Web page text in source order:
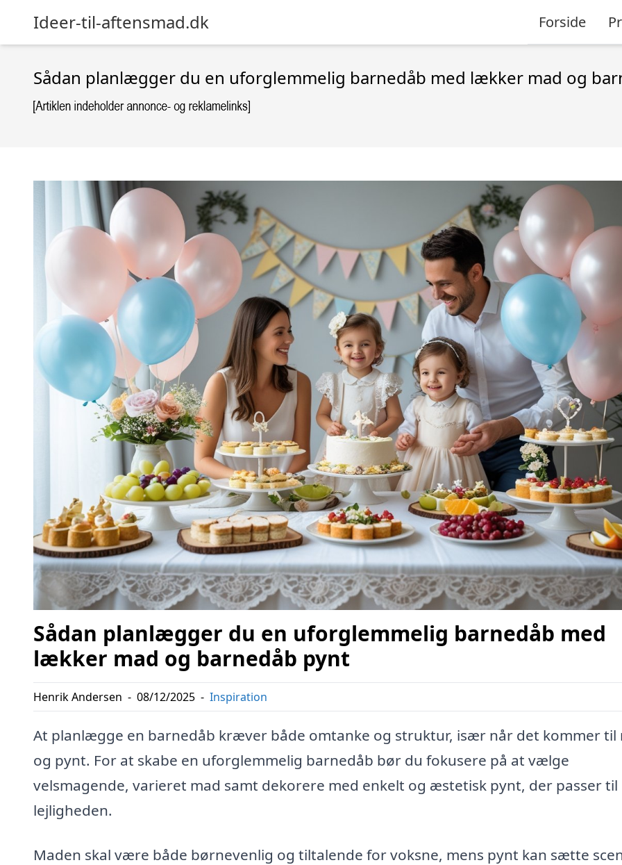
Ideer-til-aftensmad.dk Forside
Sådan planlægger du en uforglemmelig barnedåb med lækker mad og
Sådan planlægger du en uforglemmelig barnedåb med
lækker mad og barnedåb pynt
Henrik Andersen - 08/12/2025 - Inspiration
At planlægge en barnedåb kræver både omtanke og struktur, især når det kommer til
og pynt. For at skabe en uforglemmelig barnedåb bør du fokusere på at vælge
velsmagende, varieret mad samt dekorere med enkelt og æstetisk pynt, der passer til
lejligheden.
Maden skal være både børnevenlig og tiltalende for voksne, mens pynt kan sætte